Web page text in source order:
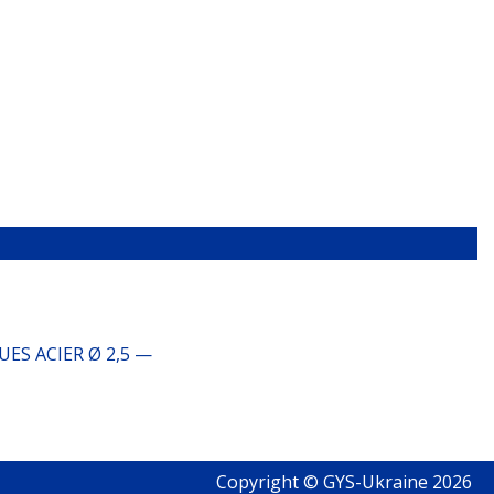
ACIER Ø 2,5 —
Copyright © GYS-Ukraine 2026